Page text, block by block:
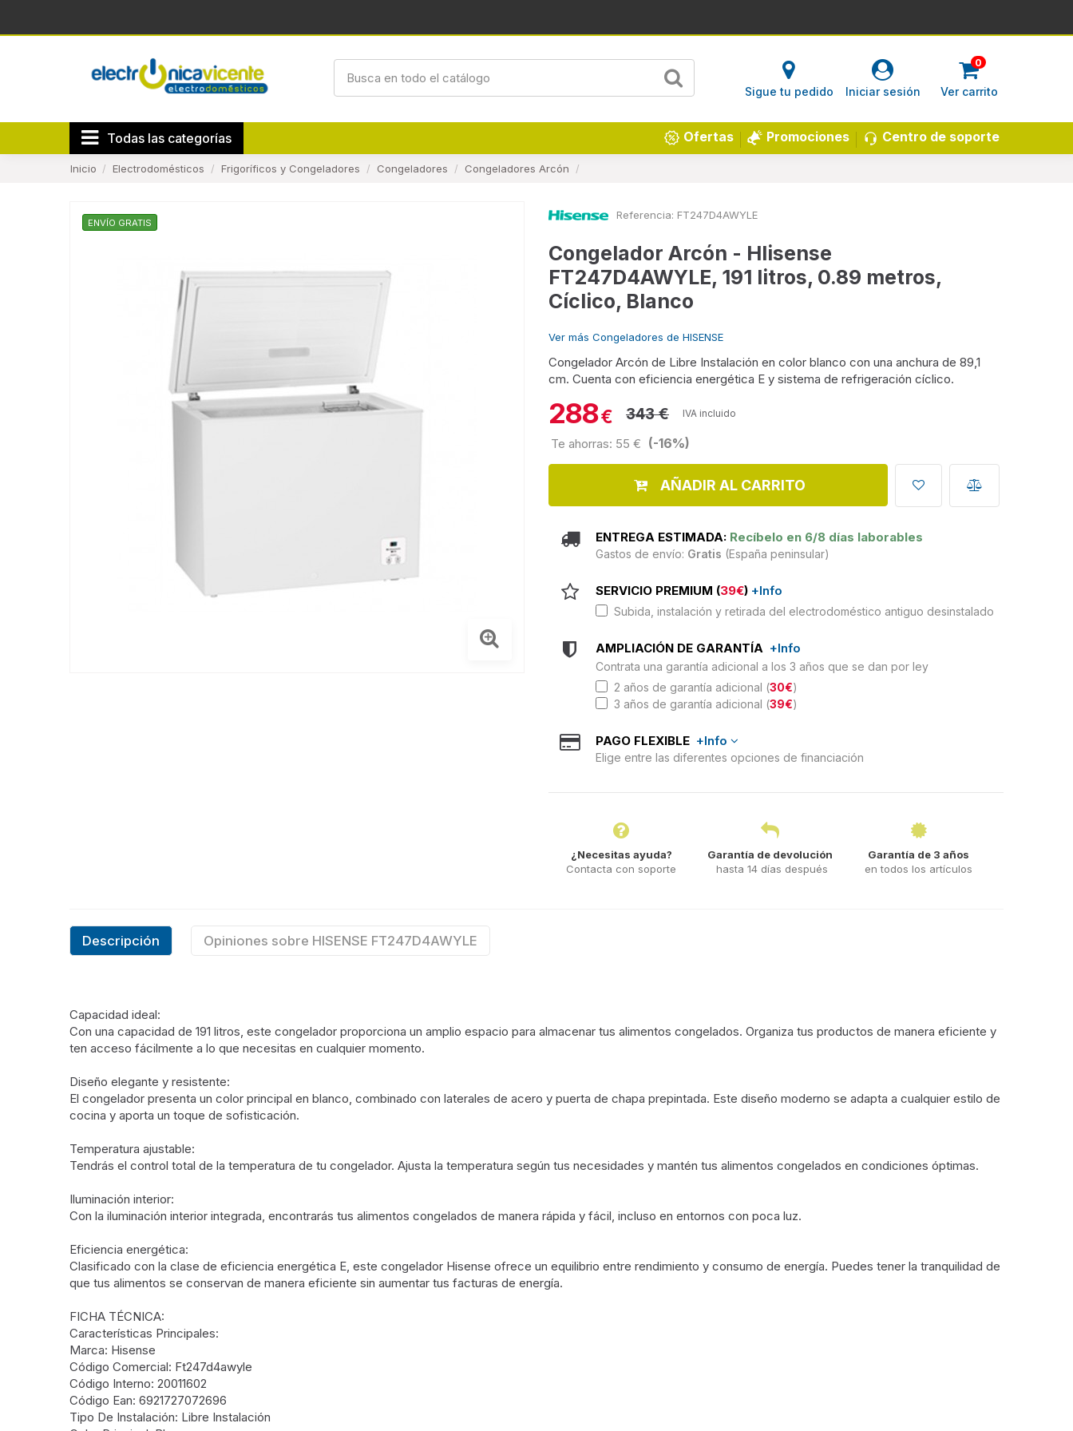
Sigue tu pedido Iniciar sesión
0
Ver carrito
Todas las categorías Centro de soporte
Promociones
Ofertas
Inicio Electrodomésticos Frigoríficos y Congeladores Congeladores Congeladores Arcón
ENVÍO GRATIS
Referencia: FT247D4AWYLE
Congelador Arcón - HIisense
FT247D4AWYLE, 191 litros, 0.89 metros,
Cíclico, Blanco
Ver más Congeladores de HISENSE
Congelador Arcón de Libre Instalación en color blanco con una anchura de 89,1
cm. Cuenta con eficiencia energética E y sistema de refrigeración cíclico.
288€ 343 € IVA incluido
Te ahorras: 55 € (-16%)
AÑADIR AL CARRITO
ENTREGA ESTIMADA: Recíbelo en 6/8 días laborables
Gastos de envío: Gratis (España peninsular)
SERVICIO PREMIUM (39€) +Info
Subida, instalación y retirada del electrodoméstico antiguo desinstalado
AMPLIACIÓN DE GARANTÍA +Info
Contrata una garantía adicional a los 3 años que se dan por ley
2 años de garantía adicional (30€)
3 años de garantía adicional (39€)
PAGO FLEXIBLE +Info
Elige entre las diferentes opciones de financiación
¿Necesitas ayuda?
Contacta con soporte
Garantía de devolución
hasta 14 días después
Garantía de 3 años
en todos los artículos
Descripción Opiniones sobre HISENSE FT247D4AWYLE
Capacidad ideal:
Con una capacidad de 191 litros, este congelador proporciona un amplio espacio para almacenar tus alimentos congelados. Organiza tus productos de manera eficiente y
ten acceso fácilmente a lo que necesitas en cualquier momento.
Diseño elegante y resistente:
El congelador presenta un color principal en blanco, combinado con laterales de acero y puerta de chapa prepintada. Este diseño moderno se adapta a cualquier estilo de
cocina y aporta un toque de sofisticación.
Temperatura ajustable:
Tendrás el control total de la temperatura de tu congelador. Ajusta la temperatura según tus necesidades y mantén tus alimentos congelados en condiciones óptimas.
Iluminación interior:
Con la iluminación interior integrada, encontrarás tus alimentos congelados de manera rápida y fácil, incluso en entornos con poca luz.
Eficiencia energética:
Clasificado con la clase de eficiencia energética E, este congelador Hisense ofrece un equilibrio entre rendimiento y consumo de energía. Puedes tener la tranquilidad de
que tus alimentos se conservan de manera eficiente sin aumentar tus facturas de energía.
FICHA TÉCNICA:
Características Principales:
Marca: Hisense
Código Comercial: Ft247d4awyle
Código Interno: 20011602
Código Ean: 6921727072696
Tipo De Instalación: Libre Instalación